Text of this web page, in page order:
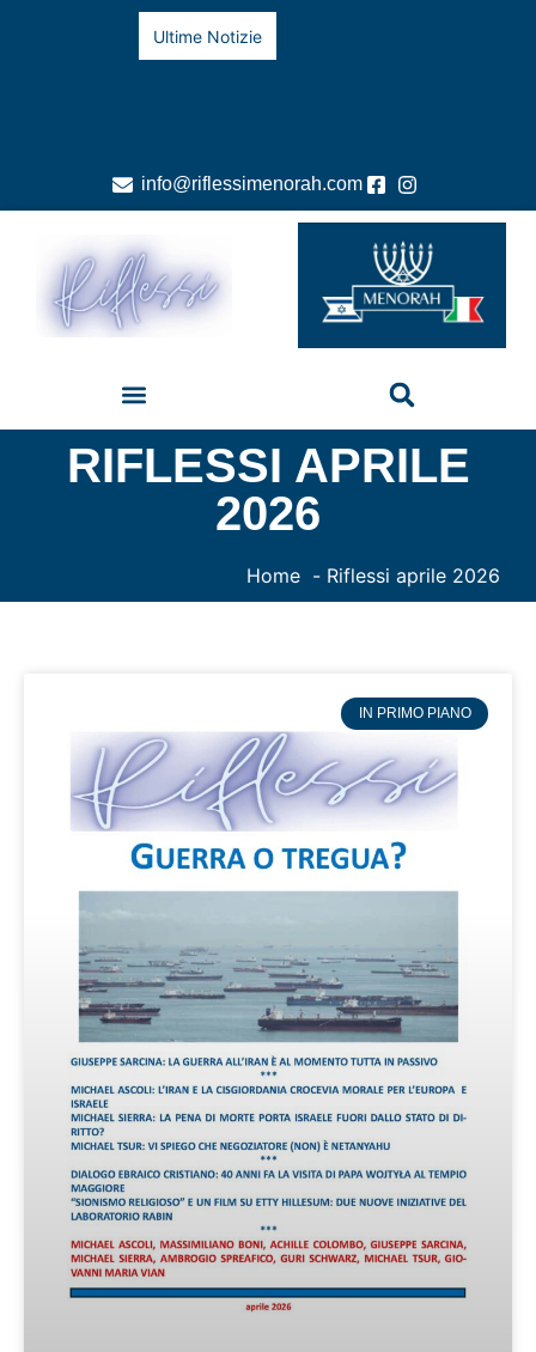
Ultime Notizie
info@riflessimenorah.com
RIFLESSI APRILE
2026
Home Riflessi aprile 2026
IN PRIMO PIANO